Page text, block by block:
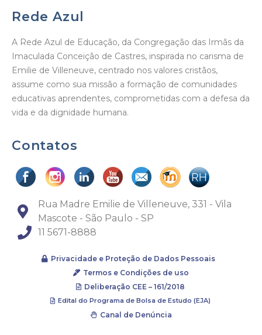
Rede Azul
A Rede Azul de Educação, da Congregação das Irmãs da
Imaculada Conceição de Castres, inspirada no carisma de
Emilie de Villeneuve, centrado nos valores cristãos,
assume como sua missão a formação de comunidades
educativas aprendentes, comprometidas com a defesa da
vida e da dignidade humana.
Contatos
Rua Madre Emilie de Villeneuve, 331 - Vila
Mascote - São Paulo - SP
11 5671-8888
Privacidade e Proteção de Dados Pessoais
Termos e Condições de uso
Deliberação CEE – 161/2018
Edital do Programa de Bolsa de Estudo (EJA)
Canal de Denúncia